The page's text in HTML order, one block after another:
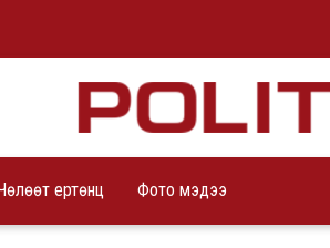
ертөнц Фото мэдээ